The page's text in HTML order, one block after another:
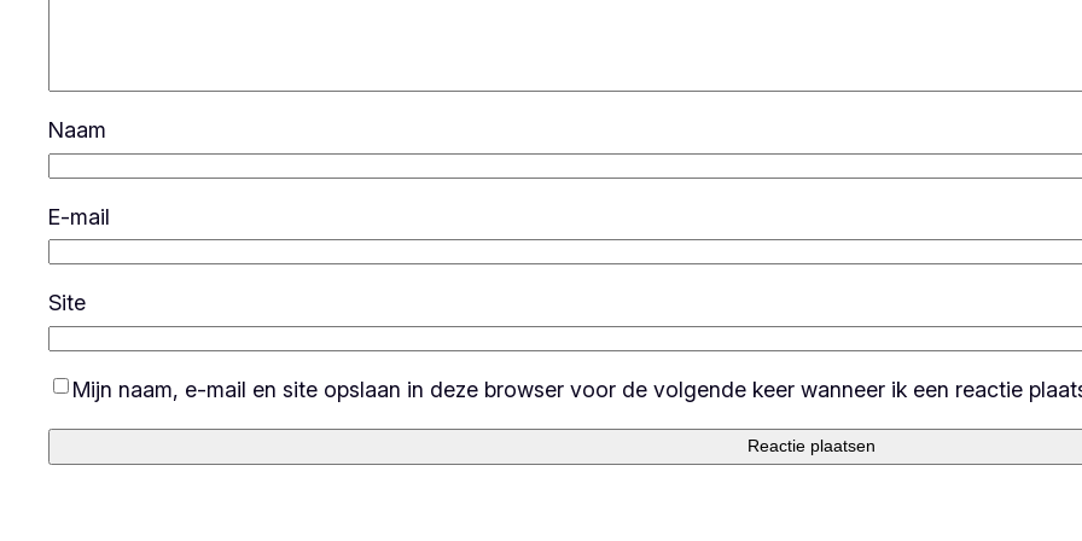
Naam
E-mail
Site
Mijn naam, e-mail en site opslaan in deze browser voor de volgende keer wanneer ik een reactie